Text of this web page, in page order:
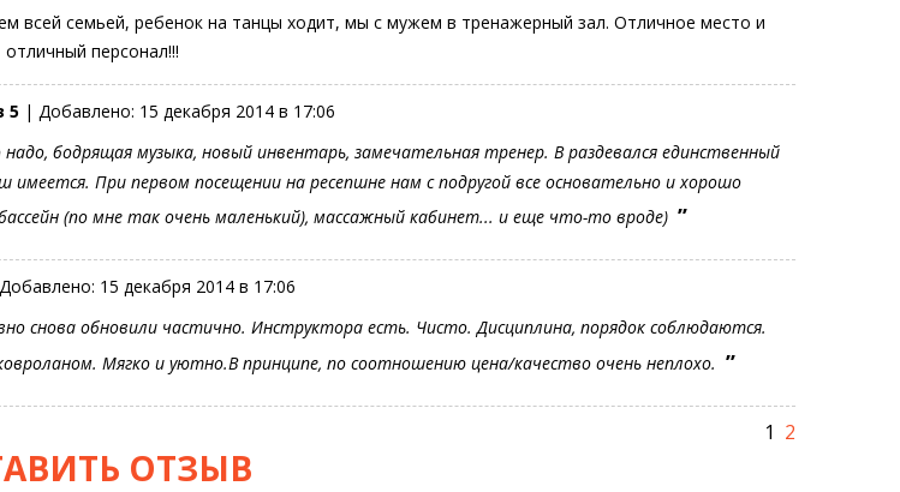
семьей, ребенок на танцы ходит, мы с мужем в тренажерный зал. Отличное место и
отличный персонал!!!
5 | Добавлено: 15 декабря 2014 в 17:06
бодрящая музыка, новый инвентарь, замечательная тренер. В раздевался единственный
При первом посещении на ресепшне нам с подругой все основательно и хорошо
(по мне так очень маленький), массажный кабинет... и еще что-то вроде) ʼʼ
15 декабря 2014 в 17:06
снова обновили частично. Инструктора есть. Чисто. Дисциплина, порядок соблюдаются.
Мягко и уютно.В принципе, по соотношению цена/качество очень неплохо. ʼʼ
1 2
ОТЗЫВ